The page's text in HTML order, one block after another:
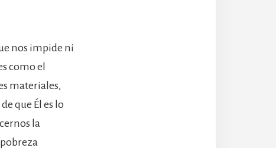
nos impide ni
como el
materiales,
que Él es lo
la